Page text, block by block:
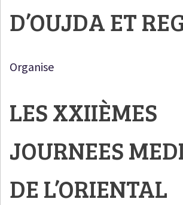
D’OUJDA ET
Organise
LES XXIIÈMES
JOURNEES
DE L’ORIENTAL